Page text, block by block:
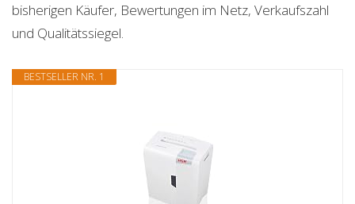
bisherigen Käufer, Bewertungen im Netz, Verkaufszahl
und Qualitätssiegel.
BESTSELLER NR. 1